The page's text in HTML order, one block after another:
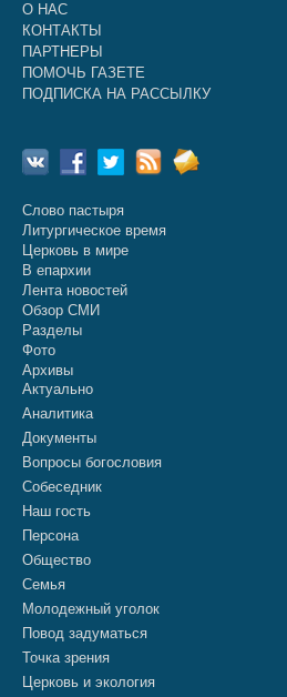
О НАС
КОНТАКТЫ
ПАРТНЕРЫ
ПОМОЧЬ ГАЗЕТЕ
ПОДПИСКА НА РАССЫЛКУ
Слово пастыря
Литургическое время
Церковь в мире
В епархии
Лента новостей
Обзор СМИ
Разделы
Фото
Архивы
Актуально
Аналитика
Документы
Вопросы богословия
Собеседник
Наш гость
Персона
Общество
Семья
Молодежный уголок
Повод задуматься
Точка зрения
Церковь и экология